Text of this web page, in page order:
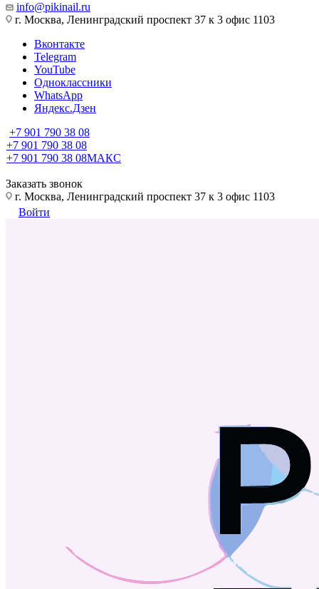
info@pikinail.ru
г. Москва, Ленинградский проспект 37 к 3 офис 1103
Вконтакте
Telegram
YouTube
Одноклассники
WhatsApp
Яндекс.Дзен
+7 901 790 38 08
+7 901 790 38 08
+7 901 790 38 08МАКС
Заказать звонок
г. Москва, Ленинградский проспект 37 к 3 офис 1103
Войти